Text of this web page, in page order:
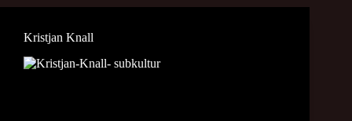
Kristjan Knall